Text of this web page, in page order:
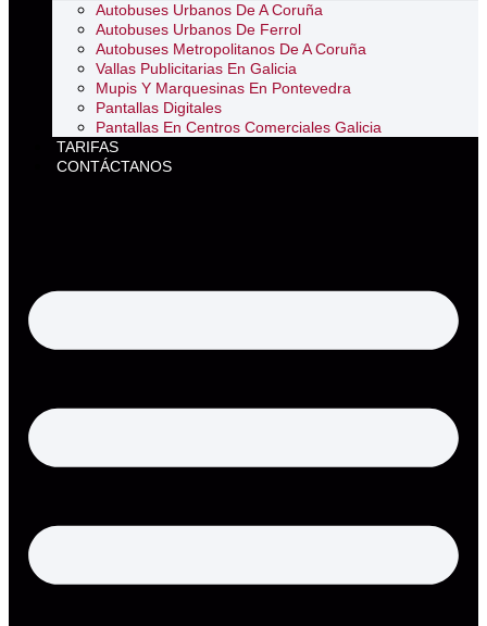
Autobuses Urbanos De A Coruña
Autobuses Urbanos De Ferrol
Autobuses Metropolitanos De A Coruña
Vallas Publicitarias En Galicia
Mupis Y Marquesinas En Pontevedra
Pantallas Digitales
Pantallas En Centros Comerciales Galicia
TARIFAS
CONTÁCTANOS